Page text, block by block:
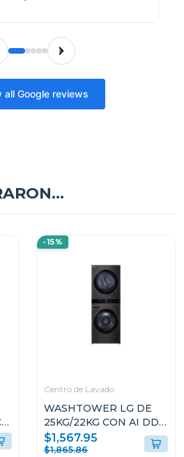
all Google reviews
-15%
Centro de Lavado
WASHTOWER LG DE
25KG/22KG CON AI DD
THINQ WK25BS6
$1,567.95
$1,865.86